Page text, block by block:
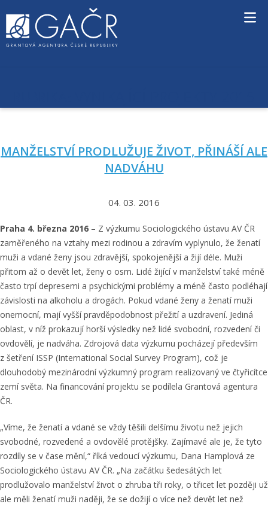
n
nMANŽELSTVÍ PRODLUŽUJE ŽIVOT, PŘINÁŠÍ ALE
NADVÁHU
04. 03. 2016
Praha 4. března 2016 – Z výzkumu Sociologického ústavu AV ČR
zaměřeného na vztahy mezi rodinou a zdravím vyplynulo, že ženatí
muži a vdané ženy jsou zdravější, spokojenější a žijí déle. Muži
přitom až o devět let, ženy o osm. Lidé žijící v manželství také méně
často trpí depresemi a psychickými problémy a méně často podléhají
závislosti na alkoholu a drogách. Pokud vdané ženy a ženatí muži
onemocní, mají vyšší pravděpodobnost přežití a uzdravení. Jediná
oblast, v níž prokazují horší výsledky než lidé svobodní, rozvedení či
ovdovělí, je nadváha. Zdrojová data výzkumu pocházejí především
z šetření ISSP (International Social Survey Program), což je
dlouhodobý mezinárodní výzkumný program realizovaný ve čtyřicítce
zemí světa. Na financování projektu se podílela Grantová agentura
ČR.
„Víme, že ženatí a vdané se vždy těšili delšímu životu než jejich
svobodné, rozvedené a ovdovělé protějšky. Zajímavé ale je, že tyto
rozdíly se v čase mění,“ říká vedoucí výzkumu, Dana Hamplová ze
Sociologického ústavu AV ČR. „Na začátku šedesátých let
prodlužovalo manželství život o zhruba tři roky, o třicet let později už
ale měli ženatí muži naději, že se dožijí o více než devět let než